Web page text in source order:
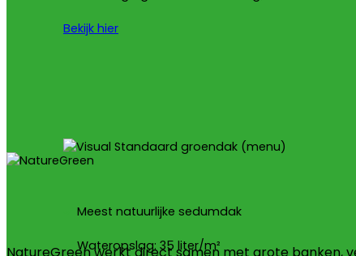
Bekijk hier
Meest natuurlijke sedumdak
Wateropslag: 35 liter/m²